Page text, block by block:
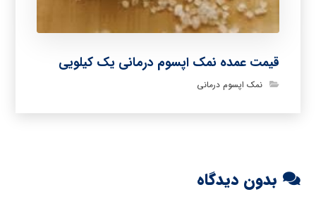
قیمت عمده نمک اپسوم درمانی یک کیلویی
نمک اپسوم درمانی
بدون دیدگاه